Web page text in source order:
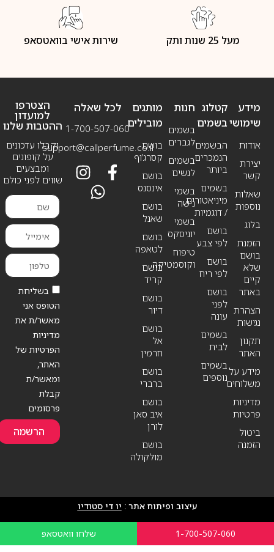
מעל 25 שנות ותק שירות אישי בוואטסאפ
מידע
שימושי
אודות
יצירת
קשר
שאלות
נוספות
בלוג
הזמנת
בושם
שלא
קיים
באתר
הצהרת
נגישות
תקנון
האתר
מידע על
משלוחים
מדיניות
פרטיות
ביטול
הזמנה
חנות
בשמים
לגברים
בשמים
לנשים
בשמי
נישה
בשמי
יוניסקס
טיפוח
וקוסמטיקה
קטלוג
בשמים
הבשמים
הנמכרים
ביותר
בשמים
מיניאטורים
/ דוגמיות
בושם
לפי צבע
בושם
לפי ריח
בושם
לפני
עונה
בשמים
לבית
בשמים
נוספים
מותגים
מובילים
בושם
קסרג’וף
בושם
אינסנס
בושם
שאנל
בושם
לטאפה
בושם
קריד
בושם
דיור
בושם
אל
חרמין
בושם
ברברי
בושם
איב סאן
לורן
בושם
מולקולה
לכל שאלה
1-700-507-060
support@callperfume.co.il
הצטרפו
למועדון
ההטבות שלנו
וקבלו עדכונים
על קופונים
ומבצעים
שווים לפני כולם
בשליחת
הטופס אני
מאשר/ת את
מדיניות
הפרטיות של
האתר,
ומאשר/ת
קבלת
פרסומים
הרשמה
עיצוב ופיתוח אתר : יו די סטודיו
1-700-507-060 שלחו וואטסאפ